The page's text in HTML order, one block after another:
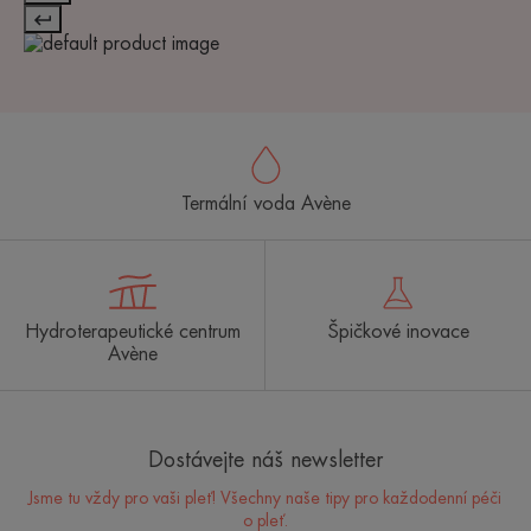
Termální voda Avène
Hydroterapeutické centrum
Avène
Špičkové inovace
Dostávejte náš newsletter
Jsme tu vždy pro vaši pleť! Všechny naše tipy pro každodenní péči
o pleť.